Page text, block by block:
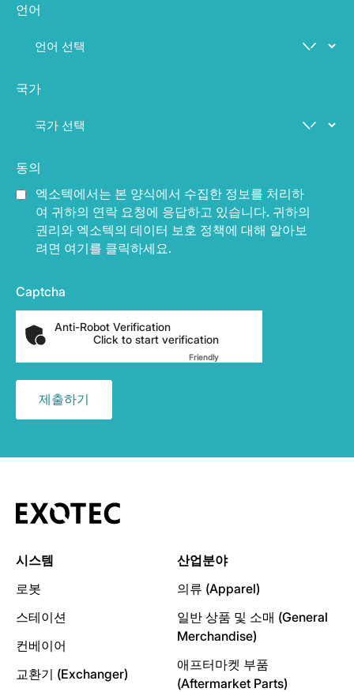
언어
국가
동의
엑소텍에서는 본 양식에서 수집한 정보를 처리하
여 귀하의 연락 요청에 응답하고 있습니다. 귀하의
권리와 엑소텍의 데이터 보호 정책에 대해 알아보
려면 여기를 클릭하세요.
Captcha
Anti-Robot Verification
Click to start verification
FriendlyCaptcha ⇗
시스템
로봇
스테이션
컨베이어
교환기 (Exchanger)
산업분야
의류 (Apparel)
일반 상품 및 소매 (General
Merchandise)
애프터마켓 부품
(Aftermarket Parts)